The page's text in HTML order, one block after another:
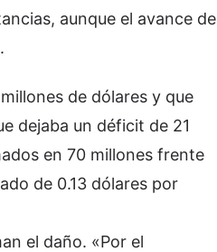
aunque el avance de
de dólares y que
dejaba un déficit de 21
en 70 millones frente
de 0.13 dólares por
el daño. «Por el